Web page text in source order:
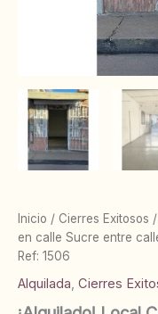
Inicio / Cierres Exitosos /
en calle Sucre entre
Ref: 1506
Alquilada, Cierres